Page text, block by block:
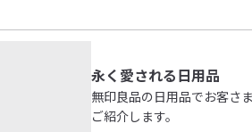
永く愛される日用品
無印良品の日用品でお客さ
ご紹介します。